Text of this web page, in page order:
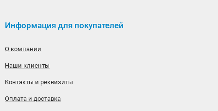
Информация для покупателей
О компании
Наши клиенты
Контакты и реквизиты
Оплата и доставка